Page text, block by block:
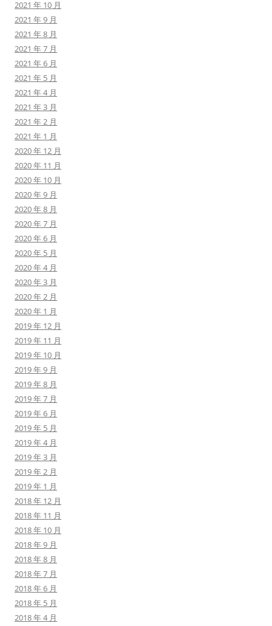
2021 年 10 月
2021 年 9 月
2021 年 8 月
2021 年 7 月
2021 年 6 月
2021 年 5 月
2021 年 4 月
2021 年 3 月
2021 年 2 月
2021 年 1 月
2020 年 12 月
2020 年 11 月
2020 年 10 月
2020 年 9 月
2020 年 8 月
2020 年 7 月
2020 年 6 月
2020 年 5 月
2020 年 4 月
2020 年 3 月
2020 年 2 月
2020 年 1 月
2019 年 12 月
2019 年 11 月
2019 年 10 月
2019 年 9 月
2019 年 8 月
2019 年 7 月
2019 年 6 月
2019 年 5 月
2019 年 4 月
2019 年 3 月
2019 年 2 月
2019 年 1 月
2018 年 12 月
2018 年 11 月
2018 年 10 月
2018 年 9 月
2018 年 8 月
2018 年 7 月
2018 年 6 月
2018 年 5 月
2018 年 4 月